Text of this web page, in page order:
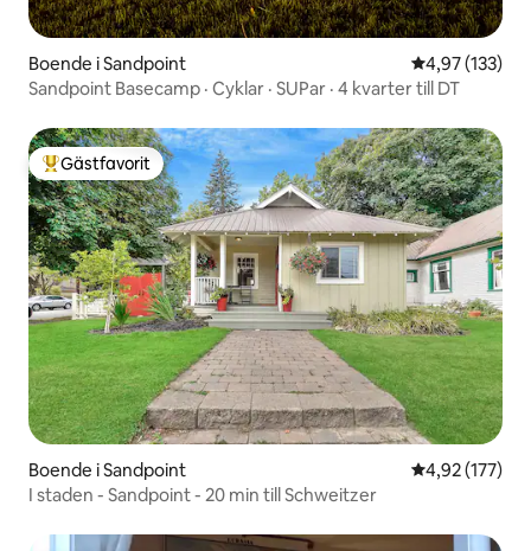
Boende i Sandpoint 4,97 av 5 i
4,97 (133)
Sandpoint Basecamp · Cyklar · SUPar · 4 kvarter till DT
Populär gästfavorit
Gästfavorit
Boende i Sandpoint 4,92 av 5 i
4,92 (177)
I staden - Sandpoint - 20 min till Schweitzer